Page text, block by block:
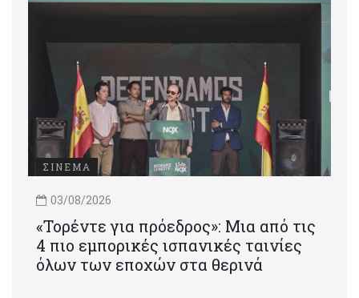
ΣΙΝΕΜΑ
03/08/2026
«Τορέντε για πρόεδρος»: Mια από τις
4 πιο εμπορικές ισπανικές ταινίες
όλων των εποχών στα θερινά